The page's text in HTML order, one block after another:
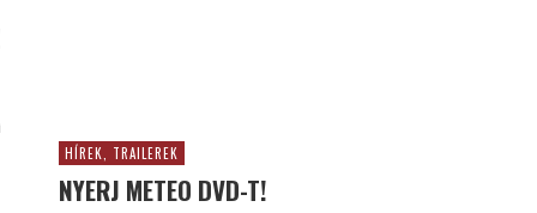
HÍREK, TRAILEREK
NYERJ METEO DVD-T!